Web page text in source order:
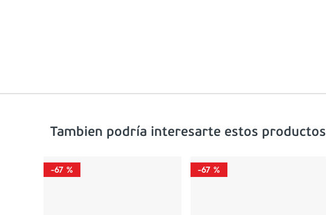
Tambien podría interesarte estos productos
-67 % -67 %